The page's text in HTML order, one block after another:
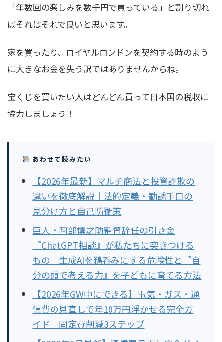
「年数回の楽しみを数千円で買っている」と割り切れ
ばそれはそれで良いと思います。
家を買ったり、ロイヤルロンドンを契約する時のよう
に大きなお金を失う訳ではありませんからね。
宝くじを買いたい人はどんどん買って日本国の税収に
協力しましょう！
あわせて読みたい
【2026年最新】マルチ商法と投資詐欺の
違いを徹底解説｜法的定義・勧誘手口の
見分け方と自己防衛策
巨人・阿部慎之助監督辞任の引き金
『ChatGPT相談』が私たちに突きつける
もの｜生成AIを鵜呑みにする危険性と『自
分の頭で考える力』を子どもに育てる方法
【2026年GW中にできる】電気・ガス・通
信費の見直しで年10万円浮かせる完全ガ
イド｜固定費削減3ステップ